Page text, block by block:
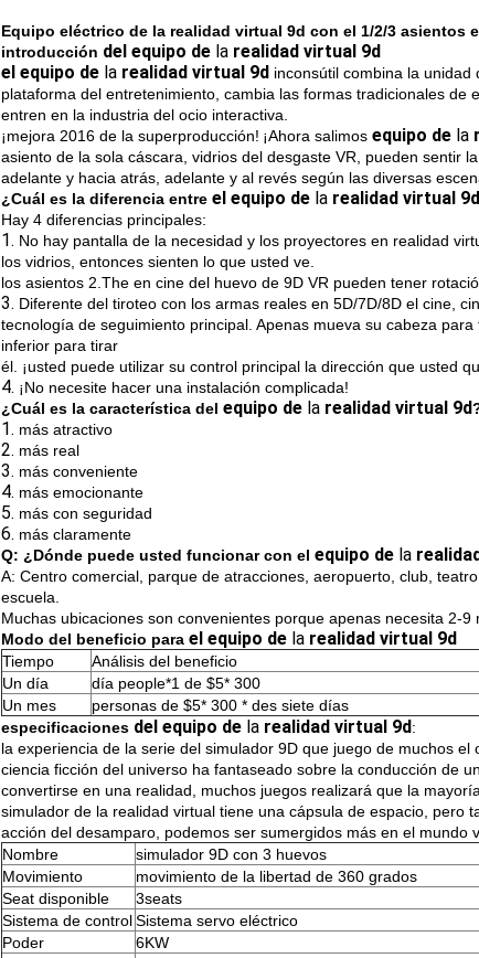
Equipo eléctrico de la realidad virtual 9d con el 1/2/3 asientos
introducción del equipo de la realidad virtual 9d
el equipo de la realidad virtual 9d inconsútil combina la unidad
plataforma del entretenimiento, cambia las formas tradicionales
entren en la industria del ocio interactiva.
¡mejora 2016 de la superproducción! ¡Ahora salimos equipo de la
asiento de la sola cáscara, vidrios del desgaste VR, pueden sentir
adelante y hacia atrás, adelante y al revés según las diversas
¿Cuál es la diferencia entre el equipo de la realidad virtual 9d
Hay 4 diferencias principales:
1. No hay pantalla de la necesidad y los proyectores en realidad
los vidrios, entonces sienten lo que usted ve.
los asientos 2.The en cine del huevo de 9D VR pueden tener
3. Diferente del tiroteo con los armas reales en 5D/7D/8D el cine,
tecnología de seguimiento principal. Apenas mueva su cabeza
inferior para tirar
él. ¡usted puede utilizar su control principal la dirección que usted
4. ¡No necesite hacer una instalación complicada!
¿Cuál es la característica del equipo de la realidad virtual 9d
1. más atractivo
2. más real
3. más conveniente
4. más emocionante
5. más con seguridad
6. más claramente
Q: ¿Dónde puede usted funcionar con el equipo de la
A: Centro comercial, parque de atracciones, aeropuerto, club,
escuela.
Muchas ubicaciones son convenientes porque apenas necesita 2-
Modo del beneficio para el equipo de la realidad virtual 9d
Tiempo Análisis del beneficio
Un día
día people*1 de $5* 300
Un mes
personas de $5* 300 * des siete días
especificaciones del equipo de la realidad virtual 9d:
la experiencia de la serie del simulador 9D que juego de muchos
ciencia ficción del universo ha fantaseado sobre la conducción de
convertirse en una realidad, muchos juegos realizará que la
simulador de la realidad virtual tiene una cápsula de espacio, pero
acción del desamparo, podemos ser sumergidos más en el mundo
Nombre
simulador 9D con 3 huevos
Movimiento
movimiento de la libertad de 360 grados
Seat disponible
3seats
Sistema de controlSistema servo eléctrico
Poder
6KW